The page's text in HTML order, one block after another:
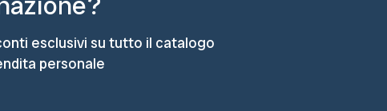
esclusivi su tutto il catalogo
personale